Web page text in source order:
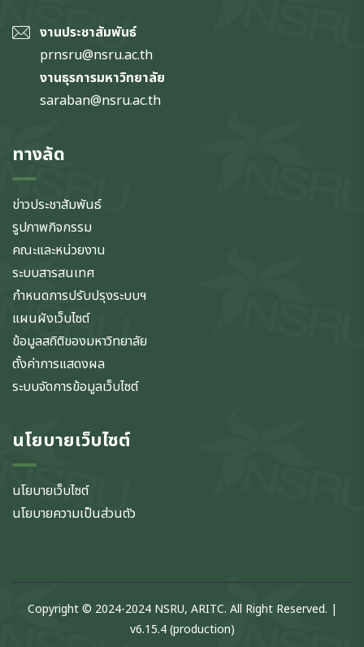
งานประชาสัมพันธ์
prnsru@nsru.ac.th
งานธุรการมหาวิทยาลัย
saraban@nsru.ac.th
ทางลัด
ข่าวประชาสัมพันธ์
รูปภาพกิจกรรม
คณะและหน่วยงาน
ระบบสารสนเทศ
กำหนดการปรับปรุงระบบฯ
แผนผังเว็บไซต์
ข้อมูลสถิติของมหาวิทยาลัย
ตั้งค่าการแสดงผล
ระบบจัดการข้อมูลเว็บไซต์
นโยบายเว็บไซต์
นโยบายเว็บไซต์
นโยบายความเป็นส่วนตัว
Copyright © 2024-2024 NSRU, ARITC. All Right Reserved. |
v6.15.4 (production)